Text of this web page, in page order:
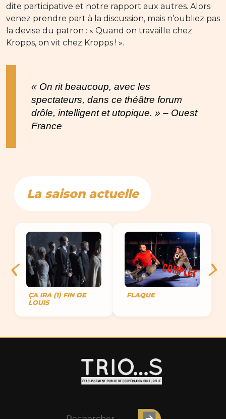
dite participative et notre rapport aux autres. Alors
venez prendre part à la discussion, mais n’oubliez pas
la devise du patron : « Quand on travaille chez
Kropps, on vit chez Kropps ! ».
« On rit beaucoup, avec les
spectateurs, dans ce théâtre forum
drôle, intelligent et utopique. » – Ouest
France
La saison actuelle
ÇA IRA (1) FIN DE
LOUIS
FLAQUE